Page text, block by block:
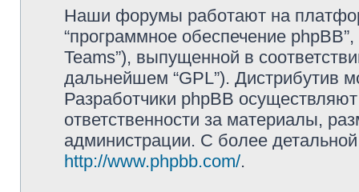
Наши форумы работают на
“программное обеспечение
Teams”), выпущенной в
дальнейшем “GPL”). Дистрибутив
Разработчики phpBB
ответственности за материалы,
администрации. С более
http://www.phpbb.com/.